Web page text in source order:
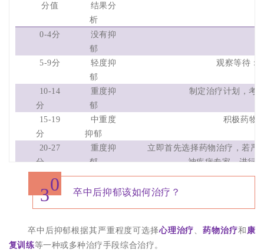
分值
结果分
析
0-4分
没有抑
郁
5-9分
轻度抑
郁
观察等待：
10-14
分
重度抑
郁
制定治疗计划，考
15-19
分
中重度
抑郁
积极药物
20-27
分
重度抑
郁
立即首先选择药物治疗，若严
神疾病专家，进行
0
3 卒中后抑郁该如何治疗？
卒中后抑郁根据其严重程度可选择心理治疗 、药物治疗和 康
复训练等一种或多种治疗手段综合治疗。